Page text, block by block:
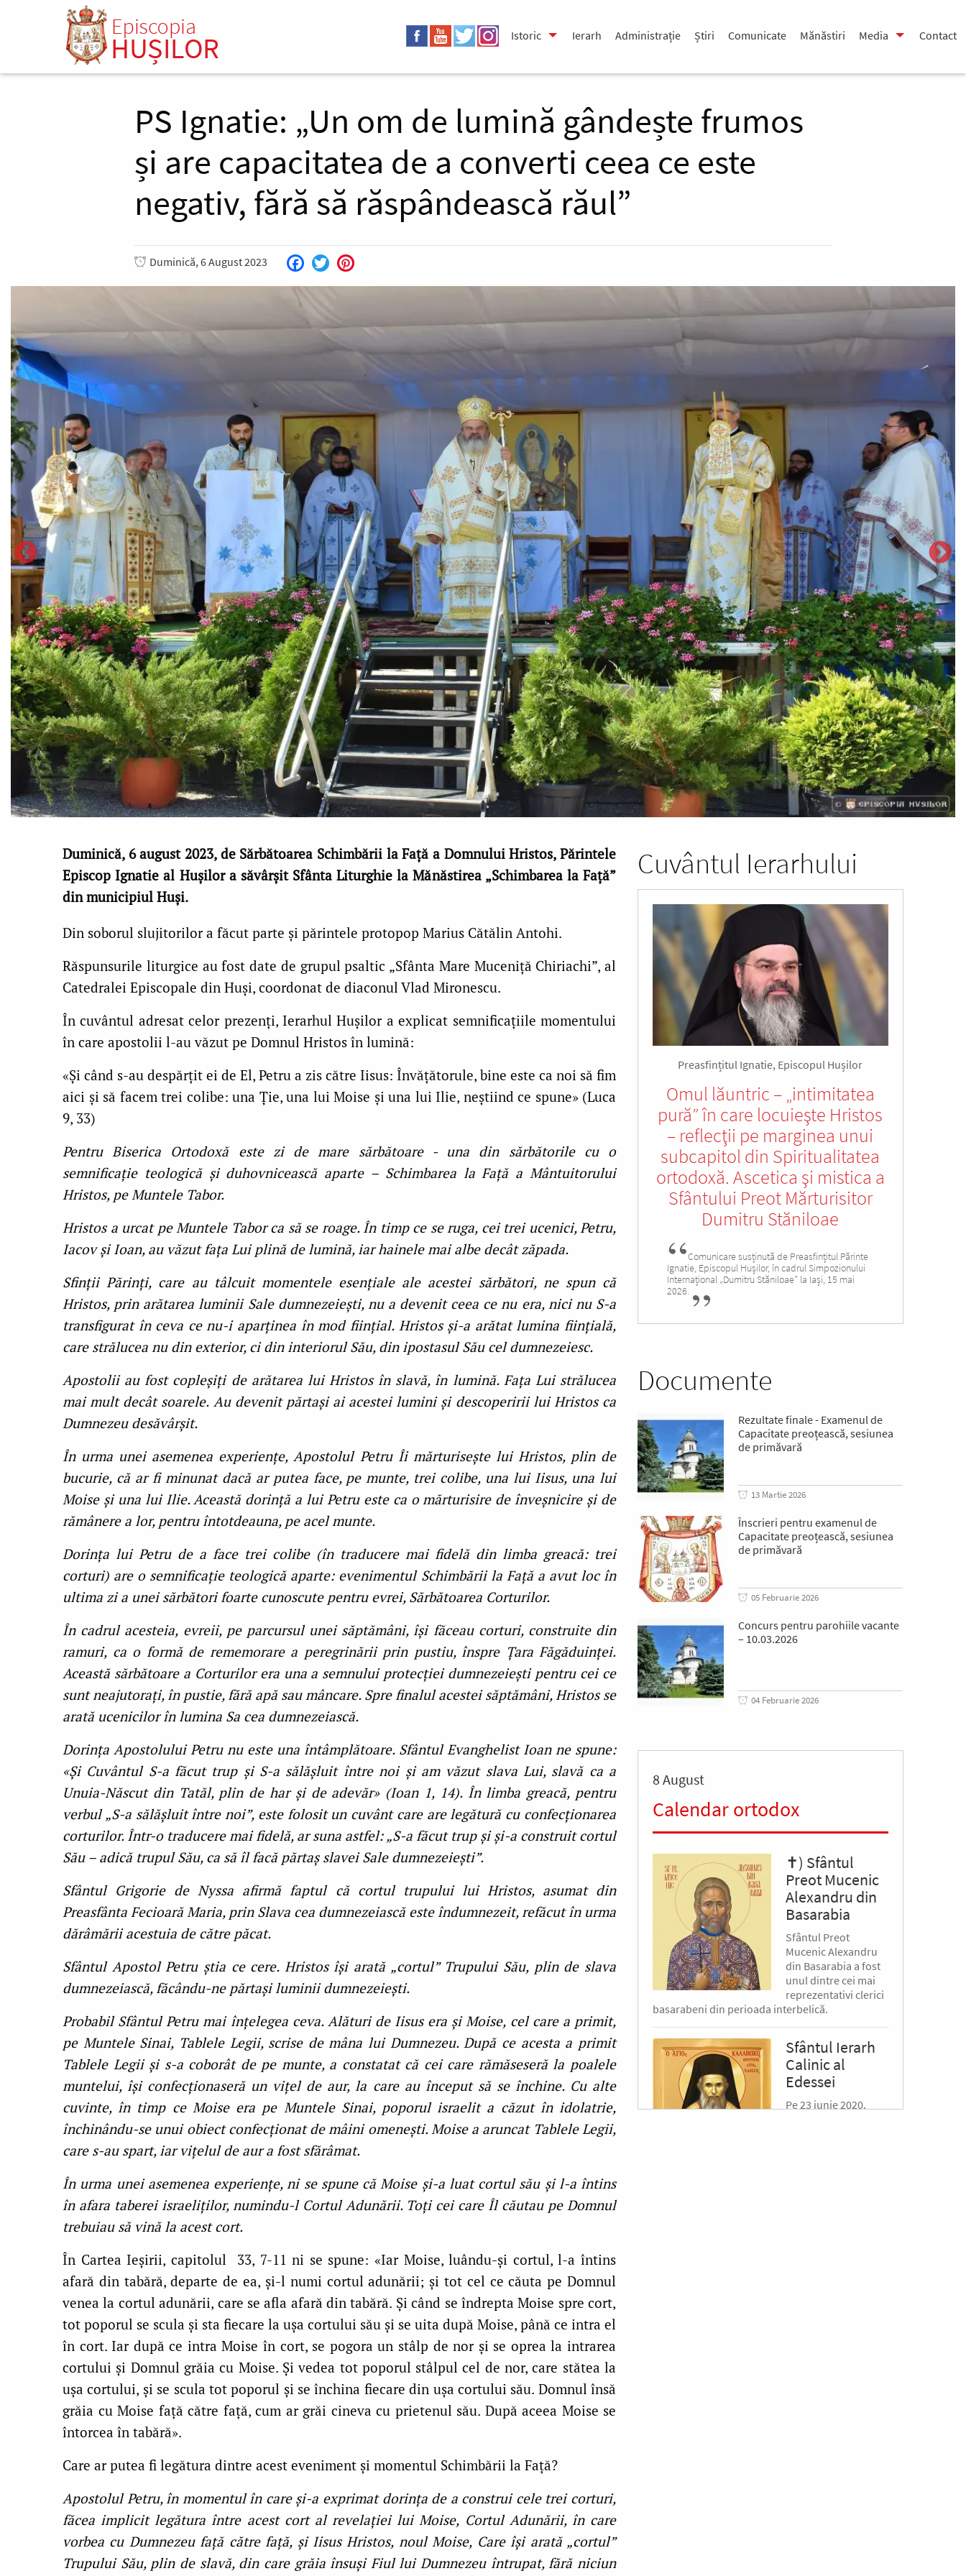
Istoric Ierarh Administrație Știri Comunicate Mănăstiri Media Contact
PS Ignatie: „Un om de lumină gândește frumos
și are capacitatea de a converti ceea ce este
negativ, fără să răspândească răul”
Duminică, 6 August 2023 Facebook
Twitter
Duminică, 6 august 2023, de Sărbătoarea Schimbării la Față a Domnului Hristos, Părintele
Episcop Ignatie al Hușilor a săvârșit Sfânta Liturghie la Mănăstirea „Schimbarea la Față”
din municipiul Huși.
Din soborul slujitorilor a făcut parte și părintele protopop Marius Cătălin Antohi.
Răspunsurile liturgice au fost date de grupul psaltic „Sfânta Mare Muceniță Chiriachi”, al
Catedralei Episcopale din Huși, coordonat de diaconul Vlad Mironescu.
În cuvântul adresat celor prezenți, Ierarhul Hușilor a explicat semnificațiile momentului
în care apostolii l-au văzut pe Domnul Hristos în lumină:
«Şi când s-au despărţit ei de El, Petru a zis către Iisus: Învăţătorule, bine este ca noi să fim
aici şi să facem trei colibe: una Ţie, una lui Moise şi una lui Ilie, neştiind ce spune» (Luca
9, 33)
Pentru Biserica Ortodoxă este zi de mare sărbătoare - una din sărbătorile cu o
semnificație teologică și duhovnicească aparte – Schimbarea la Față a Mântuitorului
Hristos, pe Muntele Tabor.
Hristos a urcat pe Muntele Tabor ca să se roage. În timp ce se ruga, cei trei ucenici, Petru,
Iacov și Ioan, au văzut fața Lui plină de lumină, iar hainele mai albe decât zăpada.
Sfinții Părinți, care au tâlcuit momentele esențiale ale acestei sărbători, ne spun că
Hristos, prin arătarea luminii Sale dumnezeiești, nu a devenit ceea ce nu era, nici nu S-a
transfigurat în ceva ce nu-i aparținea în mod ființial. Hristos și-a arătat lumina ființială,
care strălucea nu din exterior, ci din interiorul Său, din ipostasul Său cel dumnezeiesc.
Apostolii au fost copleșiți de arătarea lui Hristos în slavă, în lumină. Fața Lui strălucea
mai mult decât soarele. Au devenit părtași ai acestei lumini și descoperirii lui Hristos ca
Dumnezeu desăvârșit.
În urma unei asemenea experiențe, Apostolul Petru Îi mărturisește lui Hristos, plin de
bucurie, că ar fi minunat dacă ar putea face, pe munte, trei colibe, una lui Iisus, una lui
Moise și una lui Ilie. Această dorință a lui Petru este ca o mărturisire de înveșnicire și de
rămânere a lor, pentru întotdeauna, pe acel munte.
Dorința lui Petru de a face trei colibe (în traducere mai fidelă din limba greacă: trei
corturi) are o semnificație teologică aparte: evenimentul Schimbării la Față a avut loc în
ultima zi a unei sărbători foarte cunoscute pentru evrei, Sărbătoarea Corturilor.
În cadrul acesteia, evreii, pe parcursul unei săptămâni, își făceau corturi, construite din
ramuri, ca o formă de rememorare a peregrinării prin pustiu, înspre Țara Făgăduinței.
Această sărbătoare a Corturilor era una a semnului protecției dumnezeiești pentru cei ce
sunt neajutorați, în pustie, fără apă sau mâncare. Spre finalul acestei săptămâni, Hristos se
arată ucenicilor în lumina Sa cea dumnezeiască.
Dorința Apostolului Petru nu este una întâmplătoare. Sfântul Evanghelist Ioan ne spune:
«Şi Cuvântul S-a făcut trup şi S-a sălăşluit între noi şi am văzut slava Lui, slavă ca a
Unuia-Născut din Tatăl, plin de har şi de adevăr» (Ioan 1, 14). În limba greacă, pentru
verbul „S-a sălăşluit între noi”, este folosit un cuvânt care are legătură cu confecționarea
corturilor. Într-o traducere mai fidelă, ar suna astfel: „S-a făcut trup și și-a construit cortul
Său – adică trupul Său, ca să îl facă părtaș slavei Sale dumnezeiești”.
Sfântul Grigorie de Nyssa afirmă faptul că cortul trupului lui Hristos, asumat din
Preasfânta Fecioară Maria, prin Slava cea dumnezeiască este îndumnezeit, refăcut în urma
dărâmării acestuia de către păcat.
Sfântul Apostol Petru știa ce cere. Hristos își arată „cortul” Trupului Său, plin de slava
dumnezeiască, făcându-ne părtași luminii dumnezeiești.
Probabil Sfântul Petru mai înțelegea ceva. Alături de Iisus era și Moise, cel care a primit,
pe Muntele Sinai, Tablele Legii, scrise de mâna lui Dumnezeu. După ce acesta a primit
Tablele Legii și s-a coborât de pe munte, a constatat că cei care rămăseseră la poalele
muntelui, își confecționaseră un vițel de aur, la care au început să se închine. Cu alte
cuvinte, în timp ce Moise era pe Muntele Sinai, poporul israelit a căzut în idolatrie,
închinându-se unui obiect confecționat de mâini omenești. Moise a aruncat Tablele Legii,
care s-au spart, iar vițelul de aur a fost sfărâmat.
În urma unei asemenea experiențe, ni se spune că Moise și-a luat cortul său și l-a întins
în afara taberei israeliților, numindu-l Cortul Adunării. Toți cei care Îl căutau pe Domnul
trebuiau să vină la acest cort.
În Cartea Ieșirii, capitolul 33, 7-11 ni se spune: «Iar Moise, luându-şi cortul, l-a întins
afară din tabără, departe de ea, şi-l numi cortul adunării; şi tot cel ce căuta pe Domnul
venea la cortul adunării, care se afla afară din tabără. Şi când se îndrepta Moise spre cort,
tot poporul se scula şi sta fiecare la uşa cortului său şi se uita după Moise, până ce intra el
în cort. Iar după ce intra Moise în cort, se pogora un stâlp de nor şi se oprea la intrarea
cortului şi Domnul grăia cu Moise. Şi vedea tot poporul stâlpul cel de nor, care stătea la
uşa cortului, şi se scula tot poporul şi se închina fiecare din uşa cortului său. Domnul însă
grăia cu Moise faţă către faţă, cum ar grăi cineva cu prietenul său. După aceea Moise se
întorcea în tabără».
Care ar putea fi legătura dintre acest eveniment și momentul Schimbării la Față?
Apostolul Petru, în momentul în care și-a exprimat dorința de a construi cele trei corturi,
făcea implicit legătura între acest cort al revelației lui Moise, Cortul Adunării, în care
vorbea cu Dumnezeu față către față, și Iisus Hristos, noul Moise, Care își arată „cortul”
Trupului Său, plin de slavă, din care grăia însuși Fiul lui Dumnezeu întrupat, fără niciun
Cuvântul Ierarhului
Preasfințitul Ignatie, Episcopul Hușilor
Omul lăuntric – „intimitatea
pură” în care locuieşte Hristos
– reflecţii pe marginea unui
subcapitol din Spiritualitatea
ortodoxă. Ascetica şi mistica a
Sfântului Preot Mărturisitor
Dumitru Stăniloae
Comunicare susținută de Preasfințitul Părinte
Ignatie, Episcopul Hușilor, în cadrul Simpozionului
Internațional „Dumitru Stăniloae” la Iași, 15 mai
2026.
Documente
Rezultate finale - Examenul de
Capacitate preoțească, sesiunea
de primăvară
13 Martie 2026
Înscrieri pentru examenul de
Capacitate preoțească, sesiunea
de primăvară
05 Februarie 2026
Concurs pentru parohiile vacante
– 10.03.2026
04 Februarie 2026
8 August
Calendar ortodox
✝) Sfântul
Preot Mucenic
Alexandru din
Basarabia
Sfântul Preot
Mucenic Alexandru
din Basarabia a fost
unul dintre cei mai
reprezentativi clerici
basarabeni din perioada interbelică.
Sfântul Ierarh
Calinic al
Edessei
Pe 23 iunie 2020,